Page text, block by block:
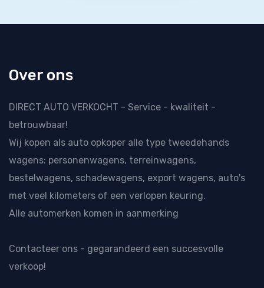
Over ons
DIRECT AUTO VERKOCHT - Service - kwaliteit -
betrouwbaar!
Wij kopen als auto opkoper alle type tweedehands
wagens: personenwagens, terreinwagens,
bestelwagens, schadewagens, export wagens, auto's
met veel kilometers of een verlopen keuring.
Alle automerken komen in aanmerking
Contacteer ons - gegarandeerd een succesvolle
verkoop!